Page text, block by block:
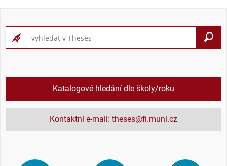
Katalogové hledání dle školy/roku
Kontaktní e-mail: theses@fi.muni.cz